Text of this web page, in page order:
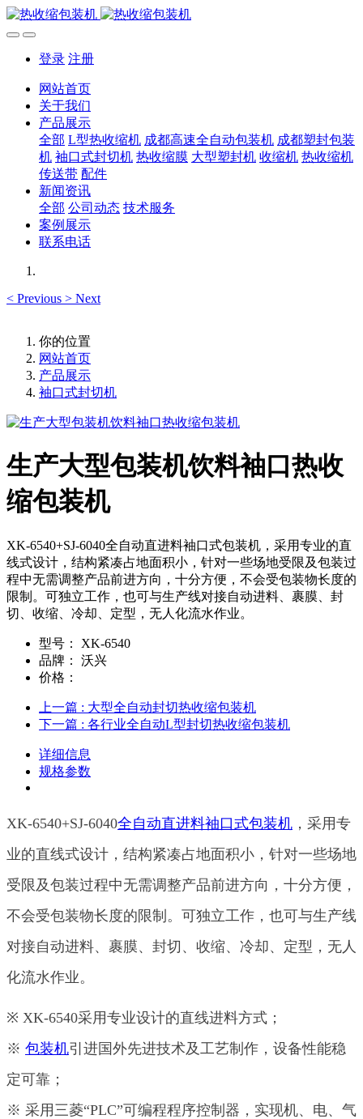
登录 注册
网站首页
关于我们
产品展示
全部 L型热收缩机 成都高速全自动包装机 成都塑封包装
机 袖口式封切机 热收缩膜 大型塑封机 收缩机 热收缩机
传送带 配件
新闻资讯
全部 公司动态 技术服务
案例展示
联系电话
< Previous > Next
你的位置
网站首页
产品展示
袖口式封切机
生产大型包装机饮料袖口热收
缩包装机
XK-6540+SJ-6040全自动直进料袖口式包装机，采用专业的直
线式设计，结构紧凑占地面积小，针对一些场地受限及包装过
程中无需调整产品前进方向，十分方便，不会受包装物长度的
限制。可独立工作，也可与生产线对接自动进料、裹膜、封
切、收缩、冷却、定型，无人化流水作业。
型号：
XK-6540
品牌：
沃兴
价格：
上一篇 : 大型全自动封切热收缩包装机
下一篇 : 各行业全自动L型封切热收缩包装机
详细信息
规格参数
XK-6540+SJ-6040全自动直进料袖口式包装机 ，采用专
业的直线式设计，结构紧凑占地面积小，针对一些场地
受限及包装过程中无需调整产品前进方向，十分方便，
不会受包装物长度的限制。可独立工作，也可与生产线
对接自动进料、裹膜、封切、收缩、冷却、定型，无人
化流水作业。
※ XK-6540采用专业设计的直线进料方式；
※ 包装机引进国外先进技术及工艺制作，设备性能稳
定可靠；
※ 采用三菱“PLC”可编程程序控制器，实现机、电、气